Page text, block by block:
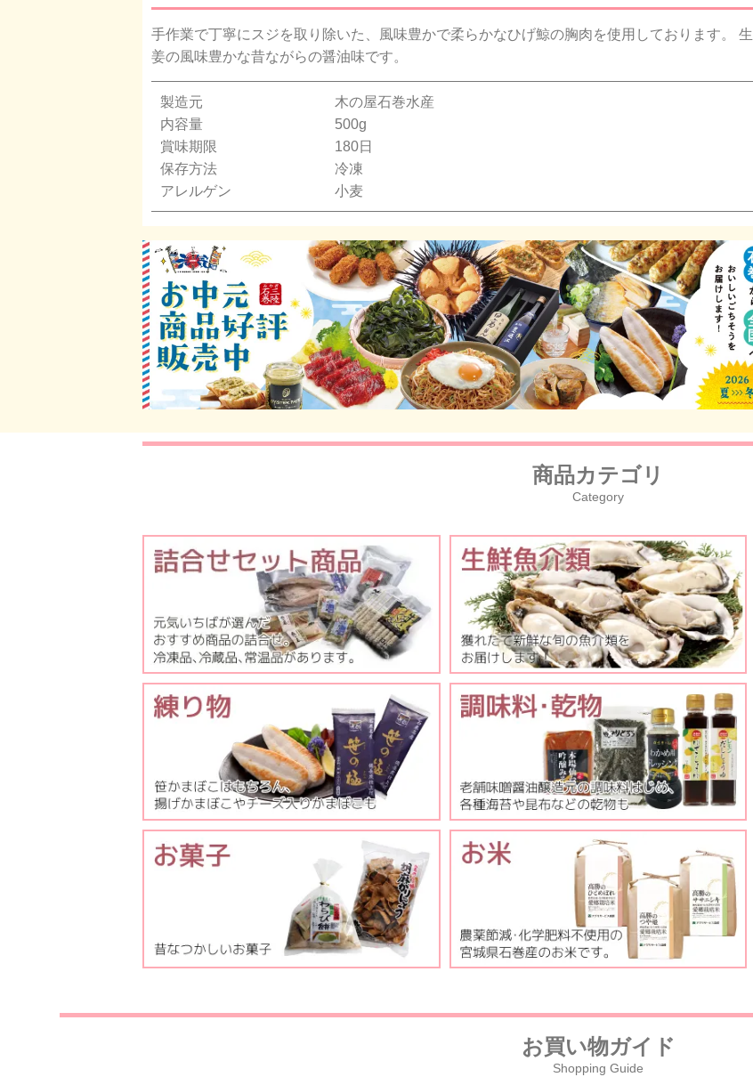
手作業で丁寧にスジを取り除いた、風味豊かで柔らかなひげ鯨の胸肉を使用しております。 生
姜の風味豊かな昔ながらの醤油味です。
製造元
木の屋石巻水産
内容量
500g
賞味期限
180日
保存方法
冷凍
アレルゲン
小麦
商品カテゴリ
Category
お買い物ガイド
Shopping Guide